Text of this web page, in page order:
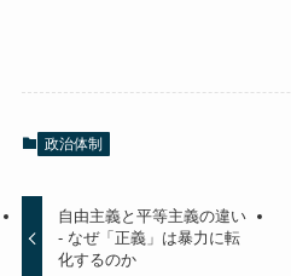
政治体制
自由主義と平等主義の違い
- なぜ「正義」は暴力に転
化するのか